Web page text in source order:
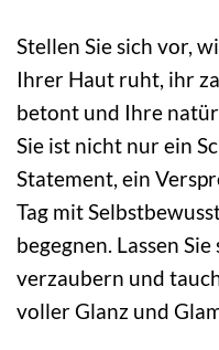
Stellen Sie sich vor,
Ihrer Haut ruht, ihr
betont und Ihre
Sie ist nicht nur ein
Statement, ein
Tag mit
begegnen. Lassen
verzaubern und
voller Glanz und